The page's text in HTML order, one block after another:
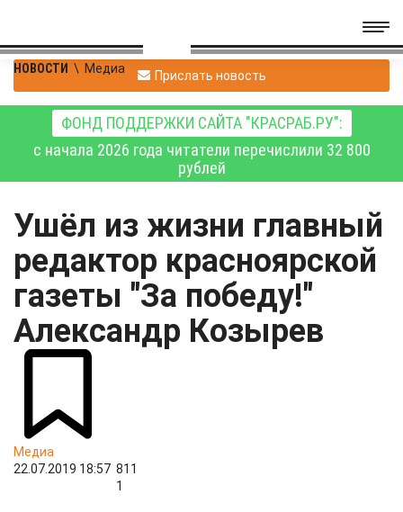
НОВОСТИ \ Медиа Прислать новость
ФОНД ПОДДЕРЖКИ САЙТА "КРАСРАБ.РУ":
с начала 2026 года читатели перечислили 32 800
рублей
Ушёл из жизни главный
редактор красноярской
газеты "За победу!"
Александр Козырев
Медиа
22.07.2019 18:57 811
1